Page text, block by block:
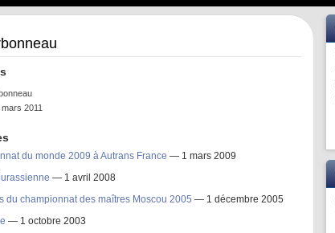
2011
du monde 2009 à Autrans France — 1 mars 2009
— 1 avril 2008
du championnat des maîtres Moscou 2005 — 1 décembre 2005
— 1 octobre 2003